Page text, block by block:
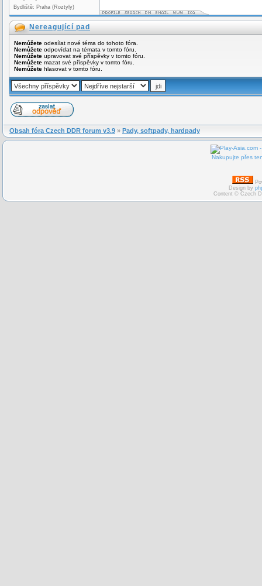
Bydliště: Praha (Roztyly)
Nereagující pad
Nemůžete odesílat nové téma do tohoto fóra.
Nemůžete odpovídat na témata v tomto fóru.
Nemůžete upravovat své příspěvky v tomto fóru.
Nemůžete mazat své příspěvky v tomto fóru.
Nemůžete hlasovat v tomto fóru.
Obsah fóra Czech DDR forum v3.9 » Pady, softpady, hardpady
Nakupujte přes
Design by
Content © Czech